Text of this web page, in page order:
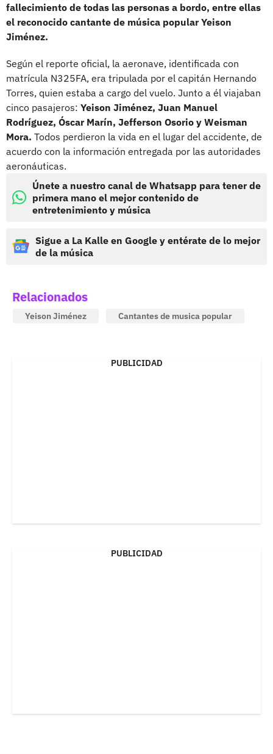
fallecimiento de todas las personas a bordo, entre ellas
el reconocido cantante de música popular Yeison
Jiménez.
Según el reporte oficial, la aeronave, identificada con
matrícula N325FA, era tripulada por el capitán Hernando
Torres, quien estaba a cargo del vuelo. Junto a él viajaban
cinco pasajeros: Yeison Jiménez, Juan Manuel
Rodríguez, Óscar Marín, Jefferson Osorio y Weisman
Mora. Todos perdieron la vida en el lugar del accidente, de
acuerdo con la información entregada por las autoridades
aeronáuticas.
Únete a nuestro canal de Whatsapp para tener de
primera mano el mejor contenido de
entretenimiento y música
Sigue a La Kalle en Google y entérate de lo mejor
de la música
Relacionados
Yeison Jiménez Cantantes de musica popular
PUBLICIDAD
PUBLICIDAD